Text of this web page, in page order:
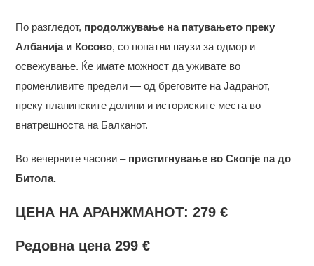
По разгледот, продолжување на патувањето преку
Албанија и Косово, со попатни паузи за одмор и
освежување. Ќе имате можност да уживате во
променливите предели — од бреговите на Јадранот,
преку планинските долини и историските места во
внатрешноста на Балканот.
Во вечерните часови – пристигнување во Скопје па до
Битола.
ЦЕНА НА АРАНЖМАНОТ:279 €
Редовна цена 299 €